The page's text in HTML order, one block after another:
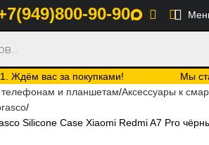
Ждём вас за покупками! Мы
90-90
телефонам и планшетам Аксессуары к
Silicone Case Xiaomi Redmi A7 Pro